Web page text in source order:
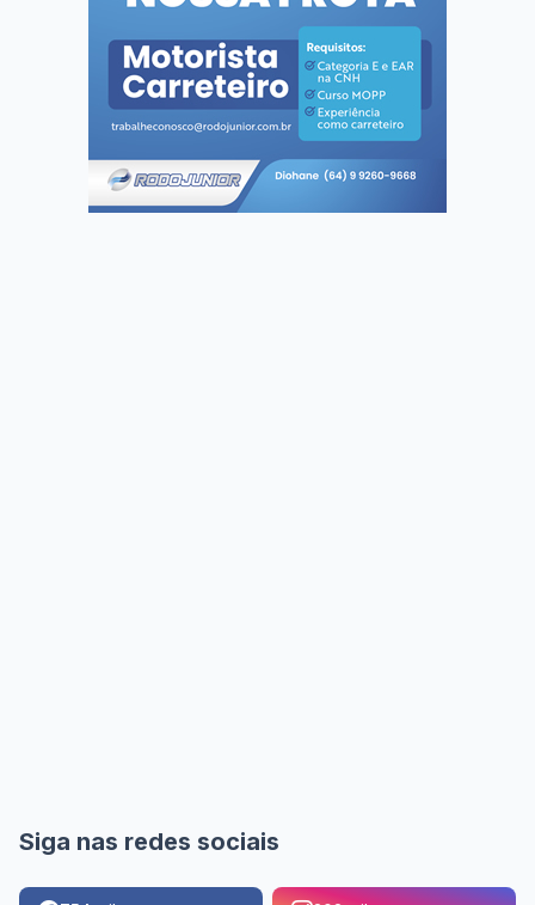
Siga nas redes sociais